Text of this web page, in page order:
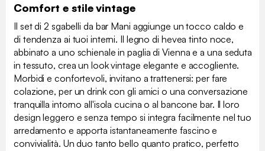
Comfort e stile vintage
Il set di 2 sgabelli da bar Mani aggiunge un tocco caldo e
di tendenza ai tuoi interni. Il legno di hevea tinto noce,
abbinato a uno schienale in paglia di Vienna e a una seduta
in tessuto, crea un look vintage elegante e accogliente.
Morbidi e confortevoli, invitano a trattenersi: per fare
colazione, per un drink con gli amici o una conversazione
tranquilla intorno all'isola cucina o al bancone bar. Il loro
design leggero e senza tempo si integra facilmente nel tuo
arredamento e apporta istantaneamente fascino e
convivialità. Un duo tanto bello quanto pratico, perfetto